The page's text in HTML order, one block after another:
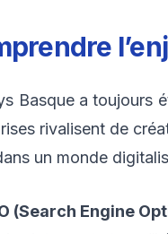
Basque a toujours
rivalisent de
un monde
(Search Engine